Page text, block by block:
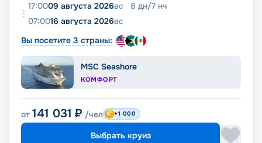
17:0009 августа 2026вс 8 дн/7 нч
07:0016 августа 2026вс
Вы посетите 3 страны:
MSC Seashore
КОМФОРТ
от 141 031 ₽ /чел +1 000
Выбрать круиз